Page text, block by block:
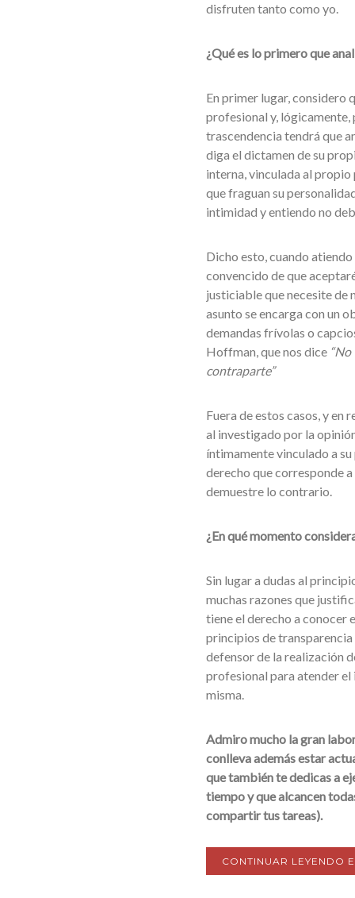
disfruten tanto como yo.
¿Qué es lo primero que
En primer lugar, considero
profesional y, lógicamente,
trascendencia tendrá que
diga el dictamen de su
interna, vinculada al
que fraguan su
intimidad y entiendo no
Dicho esto, cuando atiendo
convencido de que
justiciable que necesite de
asunto se encarga con un
demandas frívolas o
Hoffman, que nos dice
contraparte”
Fuera de estos casos, y en
al investigado por la
íntimamente vinculado a
derecho que corresponde
demuestre lo contrario.
¿En qué momento
Sin lugar a dudas al
muchas razones que
tiene el derecho a conocer
principios de
defensor de la realización
profesional para atender
misma.
Admiro mucho la gran
conlleva además estar
que también te dedicas a
tiempo y que alcancen
compartir tus tareas).
CONTINUAR LEYENDO